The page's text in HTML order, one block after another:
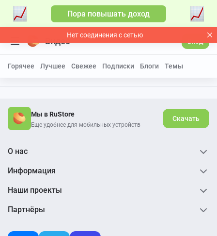
Пора повышать доход
Видео Вход
Горячее Лучшее Свежее Подписки Блоги Темы
Мы в RuStore
Еще удобнее для мобильных устройств
Скачать
О нас
Информация
Наши проекты
Партнёры
Нет соединения с сетью